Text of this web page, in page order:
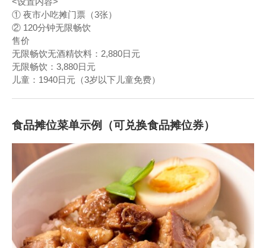
① 夜市小吃摊门票（3张）
② 120分钟无限畅饮
售价
无限畅饮无酒精饮料：2,880日元
无限畅饮：3,880日元
儿童：1940日元（3岁以下儿童免费）
食品摊位菜单示例（可兑换食品摊位券）